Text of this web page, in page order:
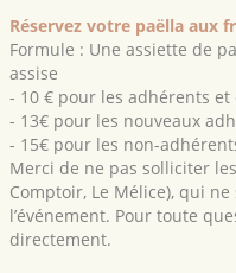
Réservez votre paëlla aux
Formule : Une assiette de
assise
- 10 € pour les adhérents et
- 13€ pour les nouveaux
- 15€ pour les non-
Merci de ne pas solliciter
Comptoir, Le Mélice), qui
l’événement. Pour toute
directement.